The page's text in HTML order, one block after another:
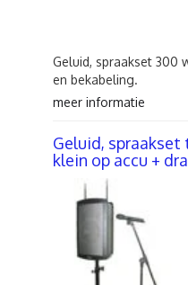
Geluid, spraakset 300
en bekabeling.
meer informatie
Geluid,
klein op accu +